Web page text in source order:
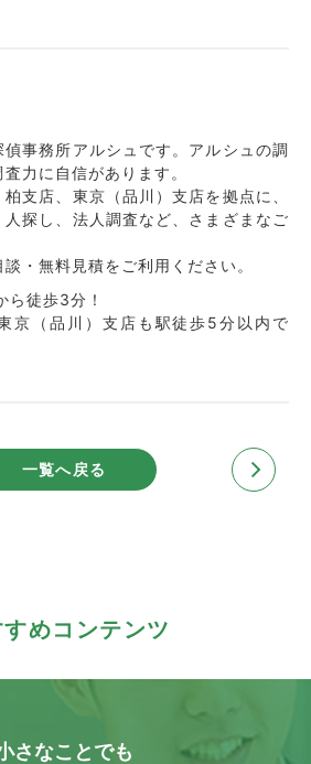
事務所アルシュです。アルシュの調
力に自信があります。
支店、東京（品川）支店を拠点に、
探し、法人調査など、さまざまなご
・無料見積をご利用ください。
ら徒歩3分！
京（品川）支店も駅徒歩5分以内で
一覧へ戻る
めコンテンツ
さなことでも